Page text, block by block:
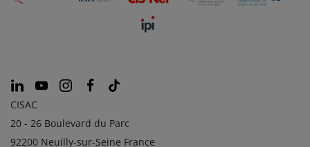
CISAC
20 - 26 Boulevard du Parc
92200 Neuilly-sur-Seine France